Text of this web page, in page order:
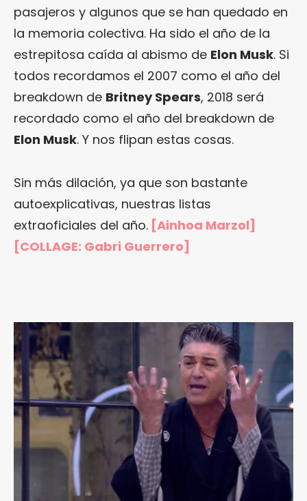
pasajeros y algunos que se han quedado en
la memoria colectiva. Ha sido el año de la
estrepitosa caída al abismo de Elon Musk. Si
todos recordamos el 2007 como el año del
breakdown de Britney Spears, 2018 será
recordado como el año del breakdown de
Elon Musk. Y nos flipan estas cosas.
Sin más dilación, ya que son bastante
autoexplicativas, nuestras listas
extraoficiales del año. [Ainhoa Marzol]
[COLLAGE: Gabri Guerrero]